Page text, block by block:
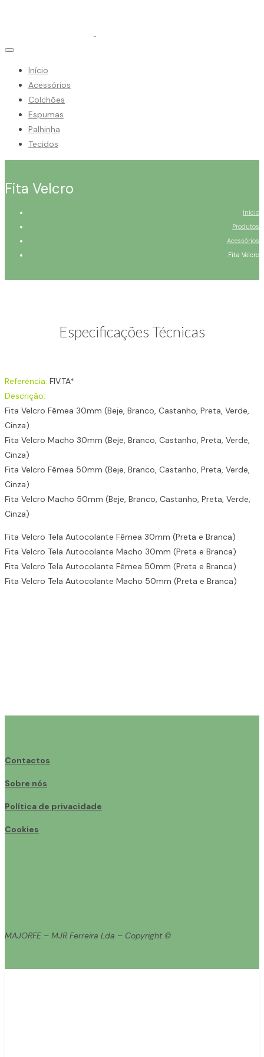
Início
Acessórios
Colchões
Espumas
Palhinha
Tecidos
Fita Velcro
Início
Produtos
Acessórios
Fita Velcro
Especificações Técnicas
Referência: FIV.TA*
Descrição:
Fita Velcro Fêmea 30mm (Beje, Branco, Castanho, Preta, Verde,
Cinza)
Fita Velcro Macho 30mm (Beje, Branco, Castanho, Preta, Verde,
Cinza)
Fita Velcro Fêmea 50mm (Beje, Branco, Castanho, Preta, Verde,
Cinza)
Fita Velcro Macho 50mm (Beje, Branco, Castanho, Preta, Verde,
Cinza)
Fita Velcro Tela Autocolante Fêmea 30mm (Preta e Branca)
Fita Velcro Tela Autocolante Macho 30mm (Preta e Branca)
Fita Velcro Tela Autocolante Fêmea 50mm (Preta e Branca)
Fita Velcro Tela Autocolante Macho 50mm (Preta e Branca)
Contactos
Sobre nós
Política de privacidade
Cookies
MAJORFE – MJR Ferreira Lda – Copyright ©